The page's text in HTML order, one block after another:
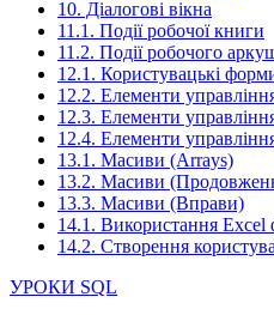
10. Діалогові вікна
11.1. Події робочої книги
11.2. Події робочого
12.1. Користувацькі
12.2. Елементи
12.3. Елементи
12.4. Елементи
13.1. Масиви (Arrays)
13.2. Масиви
13.3. Масиви (Вправи)
14.1. Використання Excel
14.2. Створення
УРОКИ SQL